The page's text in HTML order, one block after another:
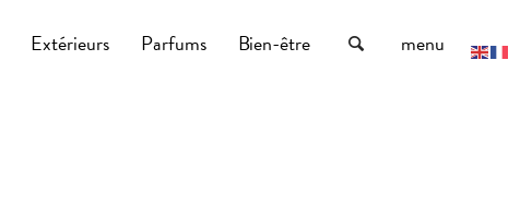
Extérieurs Parfums Bien-être menu